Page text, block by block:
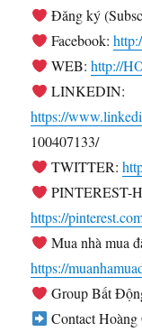
Đăng ký
Facebook:
WEB: http://
LINKEDIN:
https://
100407133/
TWITTER:
PINTEREST-
https://
Mua nhà mua
https://
Group Bất
Contact Hoàng